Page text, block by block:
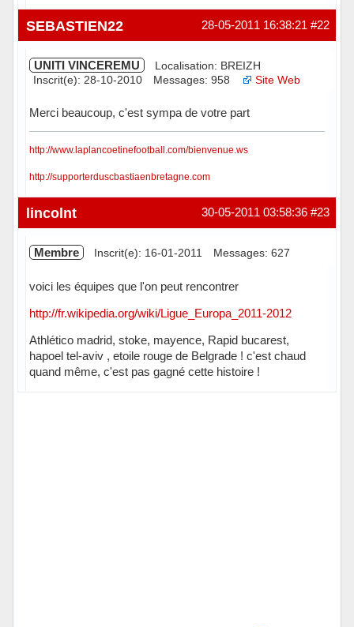
Hors ligne #22
28-05-2011 16:38:21
SEBASTIEN22
UNITI VINCEREMU
Localisation: BREIZH
Inscrit(e): 28-10-2010
Messages: 958 Site Web
Merci beaucoup, c'est sympa de votre part
http://www.laplancoetinefootball.com/bienvenue.ws
http://supporterduscbastiaenbretagne.com
Hors ligne #23
30-05-2011 03:58:36
lincolnt
Membre Inscrit(e): 16-01-2011 Messages: 627
voici les équipes que l'on peut rencontrer
http://fr.wikipedia.org/wiki/Ligue_Europa_2011-2012
Athlético madrid, stoke, mayence, Rapid bucarest,
hapoel tel-aviv , etoile rouge de Belgrade ! c'est chaud
quand même, c'est pas gagné cette histoire !